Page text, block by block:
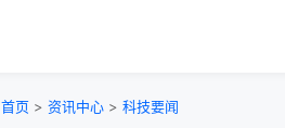
首页 > 资讯中心 > 科技要闻